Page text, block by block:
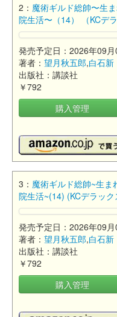
2： 魔術ギルド総帥〜生
院生活〜（14） （KCデラ
発売予定日：2026年09月
著者： 望月秋五郎,白石新
出版社：講談社
￥792
購入管理
3： 魔術ギルド総帥~生
院生活~(14) (KCデラック
発売予定日：2026年09月
著者： 望月秋五郎,白石新
出版社：講談社
￥792
購入管理